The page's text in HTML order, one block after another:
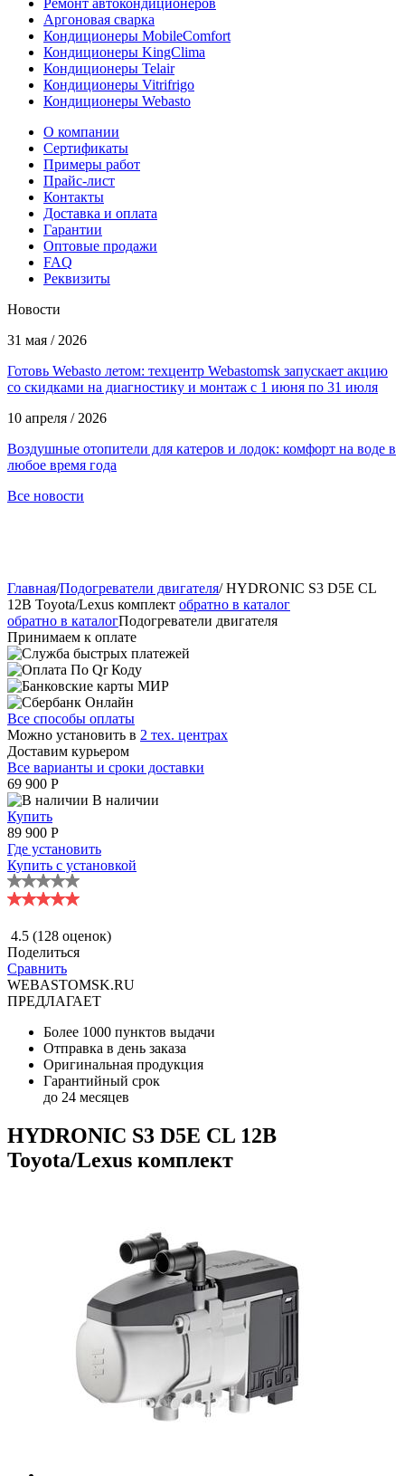
Ремонт автокондиционеров
Аргоновая сварка
Кондиционеры MobileComfort
Кондиционеры KingClima
Кондиционеры Telair
Кондиционеры Vitrifrigo
Кондиционеры Webasto
О компании
Сертификаты
Примеры работ
Прайс-лист
Контакты
Доставка и оплата
Гарантии
Оптовые продажи
FAQ
Реквизиты
Новости
31 мая / 2026
Готовь Webasto летом: техцентр Webastomsk запускает акцию
со скидками на диагностику и монтаж с 1 июня по 31 июля
10 апреля / 2026
Воздушные отопители для катеров и лодок: комфорт на воде в
любое время года
Все новости
Главная/Подогреватели двигателя/ HYDRONIC S3 D5E CL
12В Toyota/Lexus комплект обратно в каталог
обратно в каталогПодогреватели двигателя
Принимаем к оплате
Все способы оплаты
Можно установить в 2 тех. центрах
Доставим курьером
Все варианты и сроки доставки
69 900 P
В наличии
Купить
89 900 P
Где установить
Купить с установкой
4.5 (128 оценок)
Поделиться
Сравнить
WEBASTOMSK.RU
ПРЕДЛАГАЕТ
Более 1000 пунктов выдачи
Отправка в день заказа
Оригинальная продукция
Гарантийный срок
до 24 месяцев
HYDRONIC S3 D5E CL 12В
Toyota/Lexus комплект